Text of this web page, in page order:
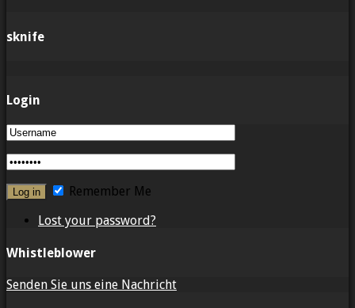
sknife
Login
Remember Me
Lost your password?
Whistleblower
Senden Sie uns eine Nachricht